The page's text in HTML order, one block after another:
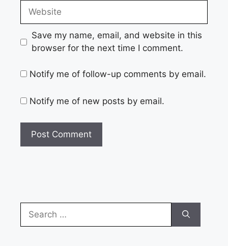
Website
Save my name, email, and website in this
browser for the next time I comment.
Notify me of follow-up comments by email.
Notify me of new posts by email.
for: